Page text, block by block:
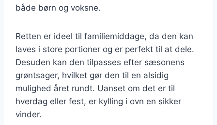
både børn og voksne.
Retten er ideel til familiemiddage, da den kan
laves i store portioner og er perfekt til at dele.
Desuden kan den tilpasses efter sæsonens
grøntsager, hvilket gør den til en alsidig
mulighed året rundt. Uanset om det er til
hverdag eller fest, er kylling i ovn en sikker
vinder.